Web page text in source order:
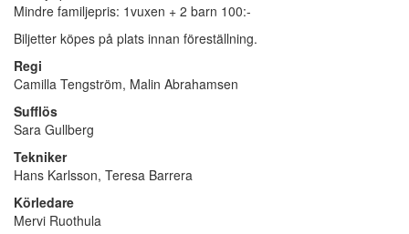
Mindre familjepris: 1vuxen + 2 barn 100:-
Biljetter köpes på plats innan föreställning.
Regi
Camilla Tengström, Malin Abrahamsen
Sufflös
Sara Gullberg
Tekniker
Hans Karlsson, Teresa Barrera
Körledare
Mervi Ruothula